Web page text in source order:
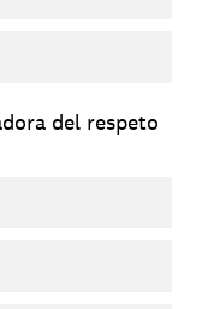
del respeto